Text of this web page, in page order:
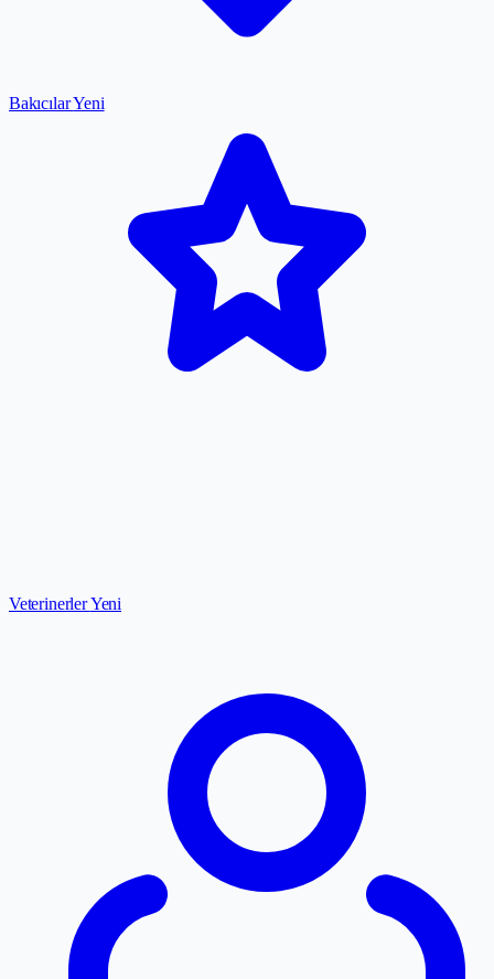
BakıcılarYeni
VeterinerlerYeni